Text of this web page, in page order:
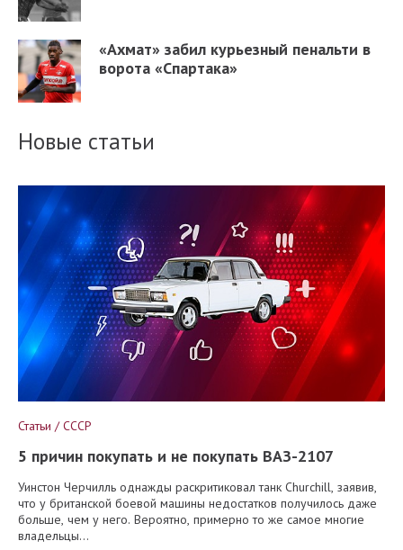
«Ахмат» забил курьезный пенальти в
ворота «Спартака»
Новые статьи
Статьи / СССР
5 причин покупать и не покупать ВАЗ-2107
Уинстон Черчилль однажды раскритиковал танк Churchill, заявив,
что у британской боевой машины недостатков получилось даже
больше, чем у него. Вероятно, примерно то же самое многие
владельцы...